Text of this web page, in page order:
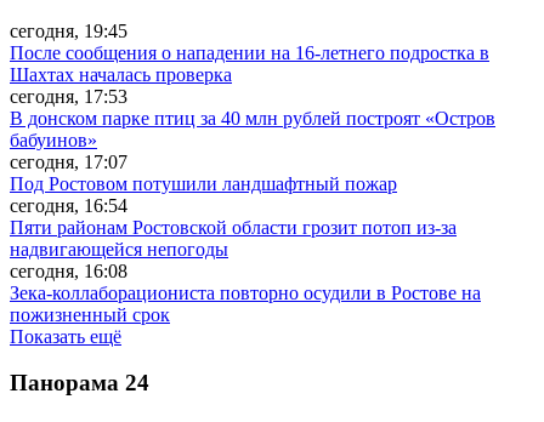
сегодня, 19:45
После сообщения о нападении на 16-летнего подростка в
Шахтах началась проверка
сегодня, 17:53
В донском парке птиц за 40 млн рублей построят «Остров
бабуинов»
сегодня, 17:07
Под Ростовом потушили ландшафтный пожар
сегодня, 16:54
Пяти районам Ростовской области грозит потоп из-за
надвигающейся непогоды
сегодня, 16:08
Зека-коллаборациониста повторно осудили в Ростове на
пожизненный срок
Показать ещё
Панорама 24